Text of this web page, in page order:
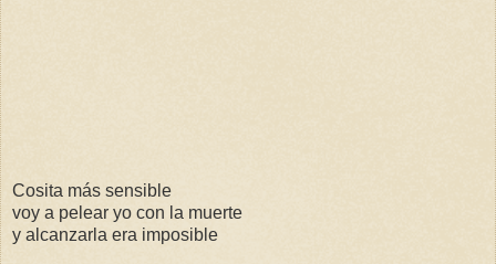
Cosita más sensible
voy a pelear yo con la muerte
y alcanzarla era imposible